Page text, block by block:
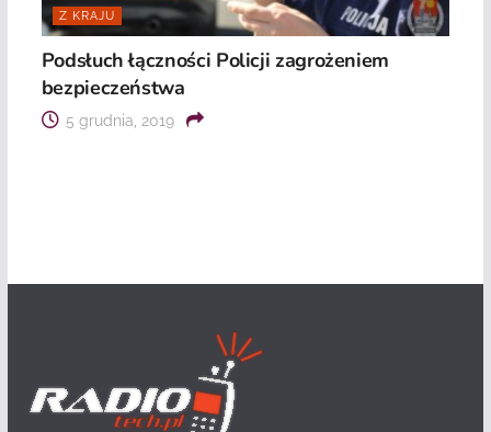
Z KRAJU
Podsłuch łączności Policji zagrożeniem
bezpieczeństwa
5 grudnia, 2019